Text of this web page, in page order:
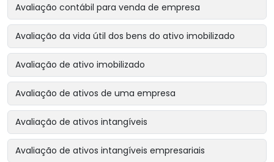
Avaliação contábil para venda de empresa
Avaliação da vida útil dos bens do ativo imobilizado
Avaliação de ativo imobilizado
Avaliação de ativos de uma empresa
Avaliação de ativos intangíveis
Avaliação de ativos intangíveis empresariais